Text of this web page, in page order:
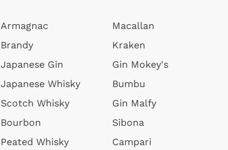
Armagnac
Brandy
Japanese Gin
Japanese Whisky
Scotch Whisky
Bourbon
Peated Whisky
Macallan
Kraken
Gin Mokey's
Bumbu
Gin Malfy
Sibona
Campari